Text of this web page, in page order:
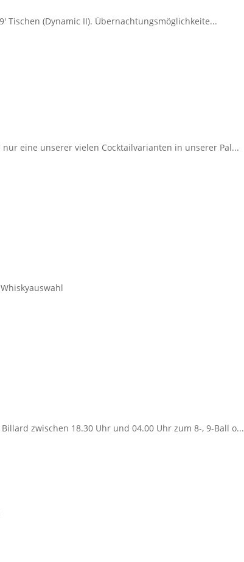
Tischen (Dynamic II). Übernachtungsmöglichkeite...
eine unserer vielen Cocktailvarianten in unserer Pal...
zwischen 18.30 Uhr und 04.00 Uhr zum 8-, 9-Ball o...